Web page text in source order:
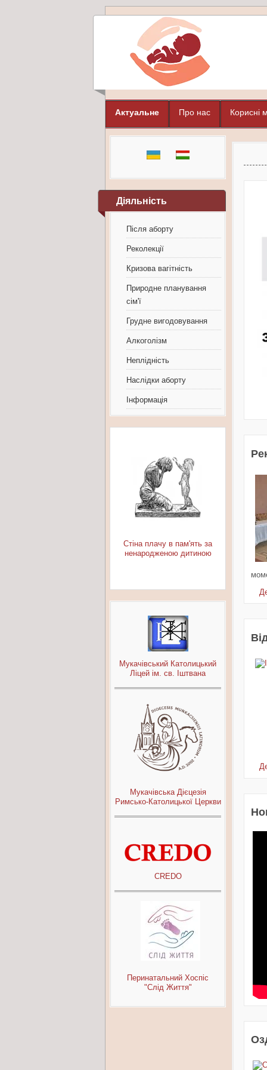
Актуальне Про нас Корисні
Діяльність
Після аборту
Реколекції
Кризова вагітність
Природне планування
сім'ї
Грудне вигодовування
Алкоголізм
Неплідність
Наслідки аборту
Інформація
Стіна плачу в пам'ять за
ненародженою дитиною
Мукачівський Католицький
Ліцей ім. св. Іштвана
Мукачівська Дієцезія
Римсько-Католицької Церкви
CREDO
Перинатальний Хоспіс
"Слід Життя"